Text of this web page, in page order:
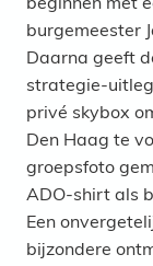
beginnen met
burgemeester
Daarna geeft
strategie-
privé skybox
Den Haag te
groepsfoto
ADO-shirt als
Een
bijzondere